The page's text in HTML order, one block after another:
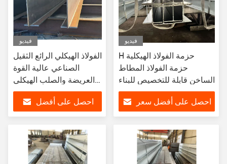
فيديو
الفولاذ الهيكلي الرائع الثقيل
الصناعي عالية القوة
العريضة والصلب الهيكلي
الساخن
احصل على أفضل
فيديو
H حزمة الفولاذ الهيكلية
حزمة الفولاذ المطاط
الساخن قابلة للتخصيص للبناء
احصل على أفضل سعر